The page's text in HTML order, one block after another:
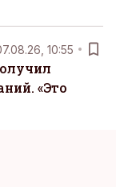
10:55
«Это